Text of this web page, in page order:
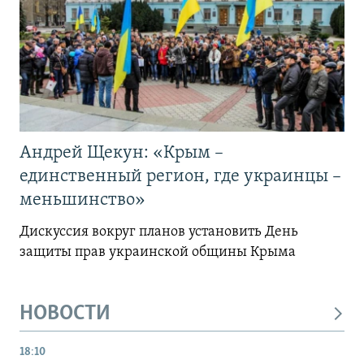
Андрей Щекун: «Крым –
единственный регион, где украинцы –
меньшинство»
Дискуссия вокруг планов установить День
защиты прав украинской общины Крыма
НОВОСТИ
18:10